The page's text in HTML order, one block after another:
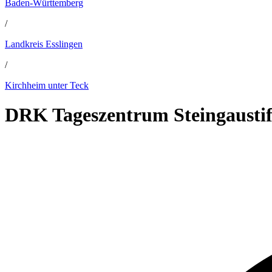
Baden-Württemberg
/
Landkreis Esslingen
/
Kirchheim unter Teck
DRK Tageszentrum